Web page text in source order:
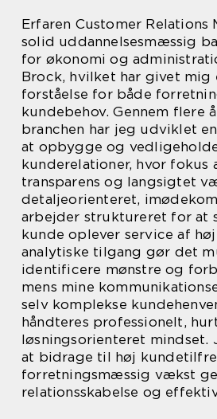
Erfaren Customer Relations
solid uddannelsesmæssig
for økonomi og
Brock, hvilket har givet mig
forståelse for både
kundebehov. Gennem flere
branchen har jeg udviklet
at opbygge og
kunderelationer, hvor
transparens og langsigtet
detaljeorienteret,
arbejder struktureret for at
kunde oplever service af
analytiske tilgang gør det
identificere mønstre og
mens mine
selv komplekse
håndteres professionelt,
løsningsorienteret mindset.
at bidrage til høj
forretningsmæssig vækst
relationsskabelse og